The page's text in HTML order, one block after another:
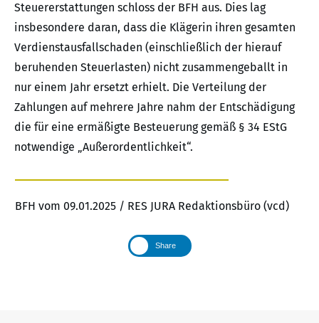
Steuererstattungen schloss der BFH aus. Dies lag
insbesondere daran, dass die Klägerin ihren gesamten
Verdienstausfallschaden (einschließlich der hierauf
beruhenden Steuerlasten) nicht zusammengeballt in
nur einem Jahr ersetzt erhielt. Die Verteilung der
Zahlungen auf mehrere Jahre nahm der Entschädigung
die für eine ermäßigte Besteuerung gemäß § 34 EStG
notwendige „Außerordentlichkeit“.
BFH vom 09.01.2025 / RES JURA Redaktionsbüro (vcd)
Share